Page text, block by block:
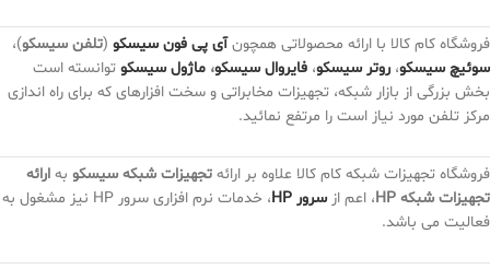
فروشگاه کام کالا با ارائه محصولاتی همچونآی پی فون سیسکو (تلفن سیسکو)،
سوئیچ سیسکو، روتر سیسکو، فایروال سیسکو، ماژول سیسکو توانسته است
بخش بزرگی از بازار شبکه، تجهیزات مخابراتی و سخت افزارهای که برای راه اندازی
مرکز تلفن مورد نیاز است را مرتفع نمائید.
فروشگاه تجهیزات شبکه کام کالا علاوه بر ارائه تجهیزات شبکه سیسکو به ارائه
تجهیزات شبکه HP
، اعم از سرور HP
، خدمات نرم افزاری سرور HP نیز مشغول به
فعالیت می باشد.